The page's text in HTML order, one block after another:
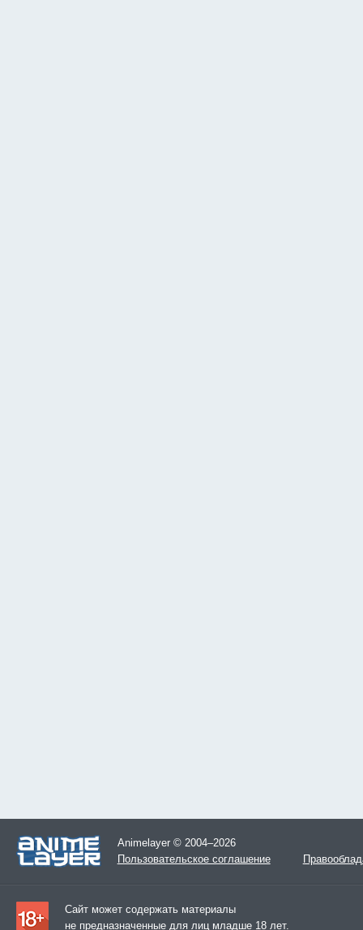
Animelayer © 2004–2026
Пользовательское соглашение
Сайт может содержать материалы
не предназначенные для лиц младше 18 лет.